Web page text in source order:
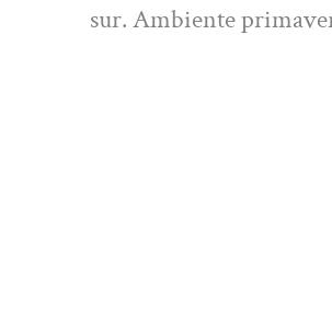
sur. Ambiente